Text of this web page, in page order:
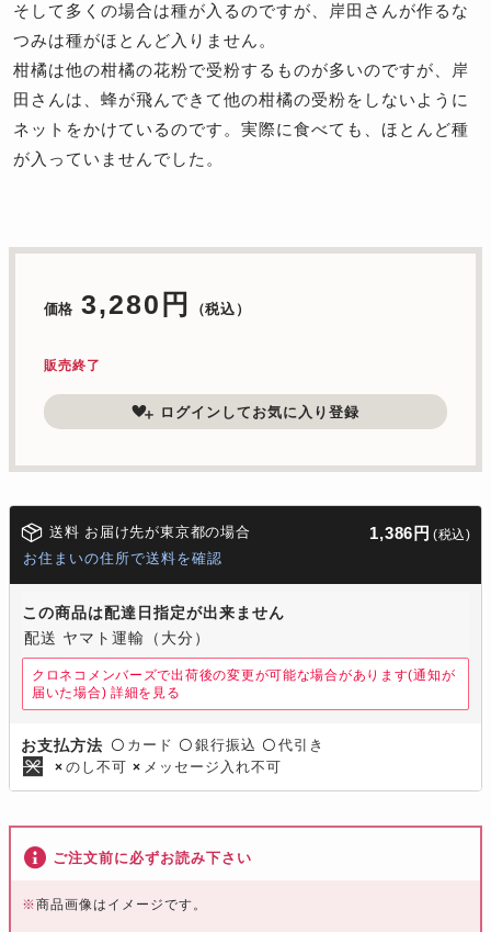
そして多くの場合は種が入るのですが、岸田さんが作るな
つみは種がほとんど入りません。
柑橘は他の柑橘の花粉で受粉するものが多いのですが、岸
田さんは、蜂が飛んできて他の柑橘の受粉をしないように
ネットをかけているのです。実際に食べても、ほとんど種
が入っていませんでした。
価格 3,280円 （税込）
販売終了
ログインしてお気に入り登録
送料 お届け先が東京都の場合 1,386円 (税込)
お住まいの住所で送料を確認
この商品は配達日指定が出来ません
配送 ヤマト運輸（大分）
クロネコメンバーズで出荷後の変更が可能な場合があります(通知が
届いた場合) 詳細を見る
お支払方法 〇 カード 〇 銀行振込 〇 代引き
× のし不可 × メッセージ入れ不可
ご注文前に必ずお読み下さい
※商品画像はイメージです。